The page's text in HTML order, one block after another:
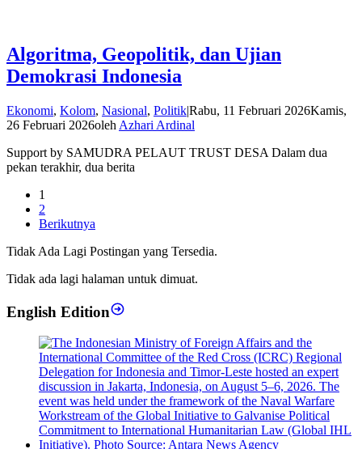
Algoritma, Geopolitik, dan Ujian
Demokrasi Indonesia
Ekonomi, Kolom, Nasional, Politik|Rabu, 11 Februari 2026Kamis,
26 Februari 2026oleh Azhari Ardinal
Support by SAMUDRA PELAUT TRUST DESA Dalam dua
pekan terakhir, dua berita
1
2
Berikutnya
Tidak Ada Lagi Postingan yang Tersedia.
Tidak ada lagi halaman untuk dimuat.
English Edition